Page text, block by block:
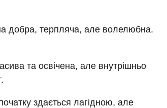
добра, терпляча, але волелюбна.
та освічена, але внутрішньо
здається лагідною, але